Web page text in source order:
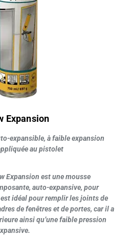
Expansion
expansible, à faible expansion
au pistolet
Expansion est une mousse
auto-expansive, pour
idéal pour remplir les joints de
de fenêtres et de portes, car il a
ainsi qu’une faible pression